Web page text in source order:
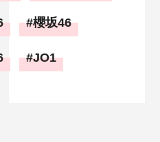
櫻坂46
JO1